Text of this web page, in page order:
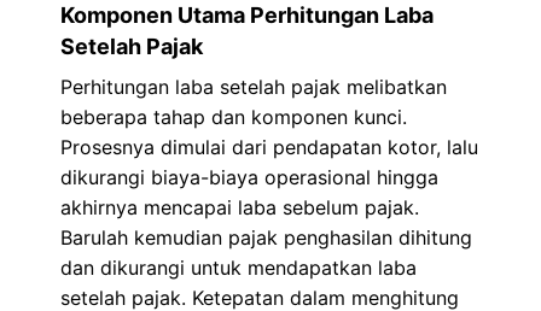
Komponen Utama Perhitungan Laba
Setelah Pajak
Perhitungan laba setelah pajak melibatkan
beberapa tahap dan komponen kunci.
Prosesnya dimulai dari pendapatan kotor, lalu
dikurangi biaya-biaya operasional hingga
akhirnya mencapai laba sebelum pajak.
Barulah kemudian pajak penghasilan dihitung
dan dikurangi untuk mendapatkan laba
setelah pajak. Ketepatan dalam menghitung